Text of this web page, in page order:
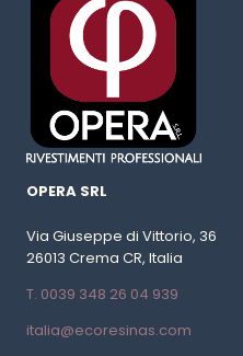
OPERA SRL
Via Giuseppe di Vittorio, 36
26013 Crema CR, Italia
T. 0039 348 26 04 939
italia@ecoresinas.com